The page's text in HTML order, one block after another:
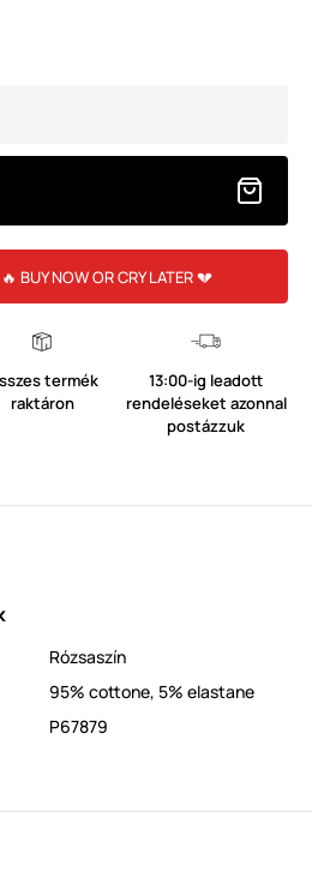
BUY NOW OR CRY LATER 💔
termék
raktáron
13:00-ig leadott
rendeléseket azonnal
postázzuk
Rózsaszín
95% cottone, 5% elastane
P67879